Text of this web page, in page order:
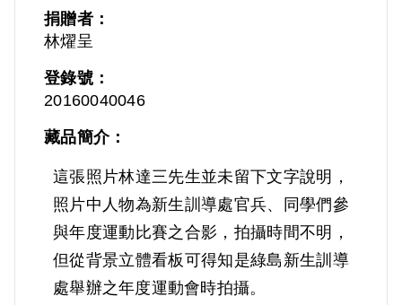
捐贈者：
林燿呈
登錄號：
20160040046
藏品簡介：
這張照片林達三先生並未留下文字說明，
照片中人物為新生訓導處官兵、同學們參
與年度運動比賽之合影，拍攝時間不明，
但從背景立體看板可得知是綠島新生訓導
處舉辦之年度運動會時拍攝。